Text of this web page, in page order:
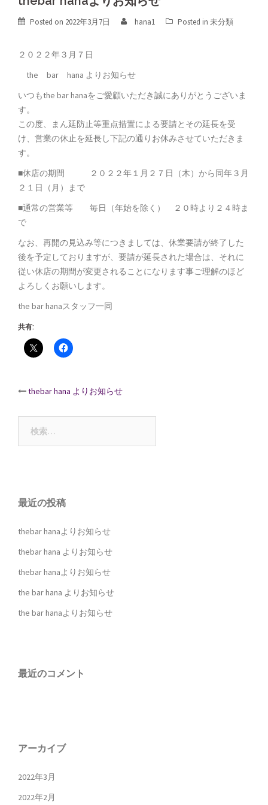
Posted on 2022年3月7日 hana1 Posted in 未分類
２０２２年３月７日
the bar hana よりお知らせ
いつもthe bar hanaをご愛顧いただき誠にありがとうございま
す。
この度、まん延防止等重点措置による要請とその延長を受
け、営業の休止を延長し下記の通りお休みさせていただきま
す。
■休店の期間 ２０２２年１月２７日（木）から同年３月
２１日（月）まで
■通常の営業等 毎日（年始を除く） ２０時より２４時ま
で
なお、再開の見込み等につきましては、休業要請が終了した
後を予定しておりますが、要請が延長された場合は、それに
従い休店の期間が変更されることになります事ご理解のほど
よろしくお願いします。
the bar hanaスタッフ一同
共有:
Post
navigation
thebar hana よりお知らせ
最近の投稿
thebar hanaよりお知らせ
thebar hana よりお知らせ
thebar hanaよりお知らせ
the bar hana よりお知らせ
the bar hanaよりお知らせ
最近のコメント
アーカイブ
2022年3月
2022年2月